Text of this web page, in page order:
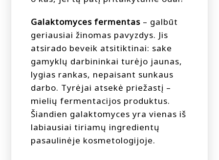
Galaktomyces fermentas – galbūt
geriausiai žinomas pavyzdys. Jis
atsirado beveik atsitiktinai: sake
gamyklų darbininkai turėjo jaunas,
lygias rankas, nepaisant sunkaus
darbo. Tyrėjai atsekė priežastį –
mielių fermentacijos produktus.
Šiandien galaktomyces yra vienas iš
labiausiai tiriamų ingredientų
pasaulinėje kosmetologijoje.